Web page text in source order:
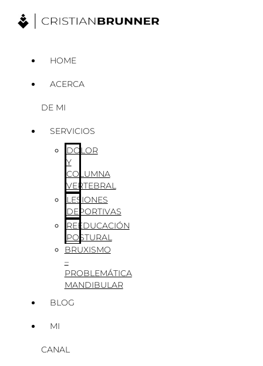
HOME
ACERCA
DE MI
SERVICIOS
DOLOR
Y
COLUMNA
VERTEBRAL
LESIONES
DEPORTIVAS
REEDUCACIÓN
POSTURAL
BRUXISMO
–
PROBLEMÁTICA
MANDIBULAR
BLOG
MI
CANAL